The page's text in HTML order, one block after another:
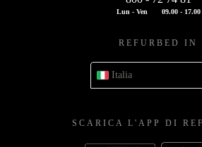
Lun - Ven 09.00 - 17.00
REFURBED IN
Italia
SCARICA L'APP DI